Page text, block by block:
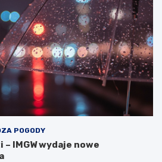
POGODY
IMGW wydaje nowe